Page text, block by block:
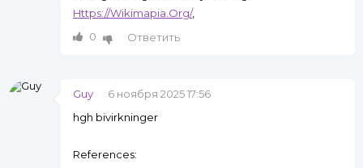
Https://Wikimapia.Org/,
0
Ответить
Guy
6 ноября 2025 17:56
hgh bivirkninger
References: